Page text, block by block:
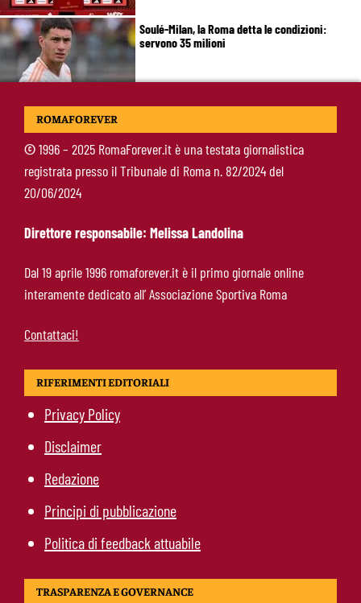
Soulé-Milan, la Roma detta le condizioni:
servono 35 milioni
Koulierakis-Roma, impatto immediato: gol e
Calciomercato Roma, scout a Praga per
Fofana: il prezzo fissato dal Lione
ROMAFOREVER
©1996 – 2025 RomaForever.it è una testata giornalistica
registrata presso il Tribunale di Roma n. 82/2024 del
20/06/2024
Direttore responsabile: Melissa Landolina
Dal 19 aprile 1996 romaforever.it è il primo giornale online
interamente dedicato all’ Associazione Sportiva Roma
Contattaci!
RIFERIMENTI EDITORIALI
Privacy Policy
Disclaimer
Redazione
Principi di pubblicazione
Politica di feedback attuabile
TRASPARENZA E GOVERNANCE